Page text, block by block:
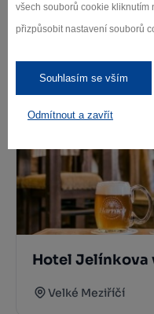
všech souborů cookie kliknutím
přizpůsobit nastavení souborů
Souhlasím se vším
Odmítnout a zavřít
Velké Meziříčí
Hotel Jelínkova
Velké Meziříčí